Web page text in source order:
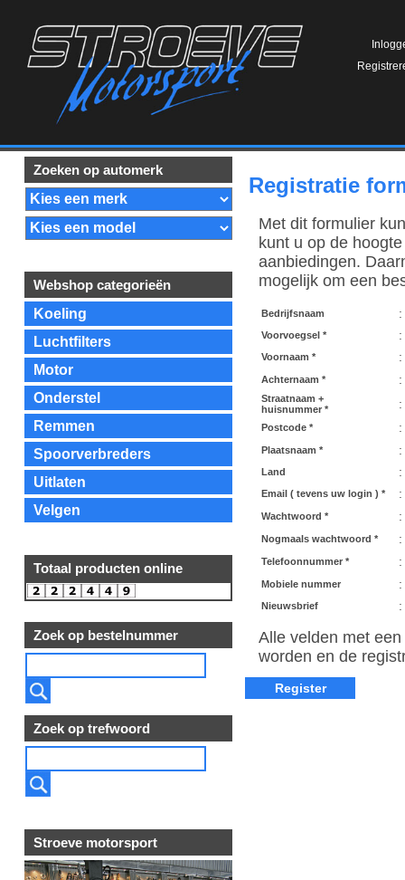
Zoeken op automerk
Webshop categorieën
Koeling
Luchtfilters
Motor
Onderstel
Remmen
Spoorverbreders
Uitlaten
Velgen
Totaal producten online
Zoek op bestelnummer
Zoek op trefwoord
Stroeve motorsport
Registratie
Met dit formulier
kunt u op de
aanbiedingen.
mogelijk om een
Bedrijfsnaam :
Voorvoegsel * :
Voornaam * :
Achternaam * :
Straatnaam +
huisnummer *
:
Postcode * :
Plaatsnaam * :
Land :
Email ( tevens uw login ) * :
Wachtwoord * :
Nogmaals wachtwoord * :
Telefoonnummer * :
Mobiele nummer :
Nieuwsbrief :
Alle velden met
worden en de